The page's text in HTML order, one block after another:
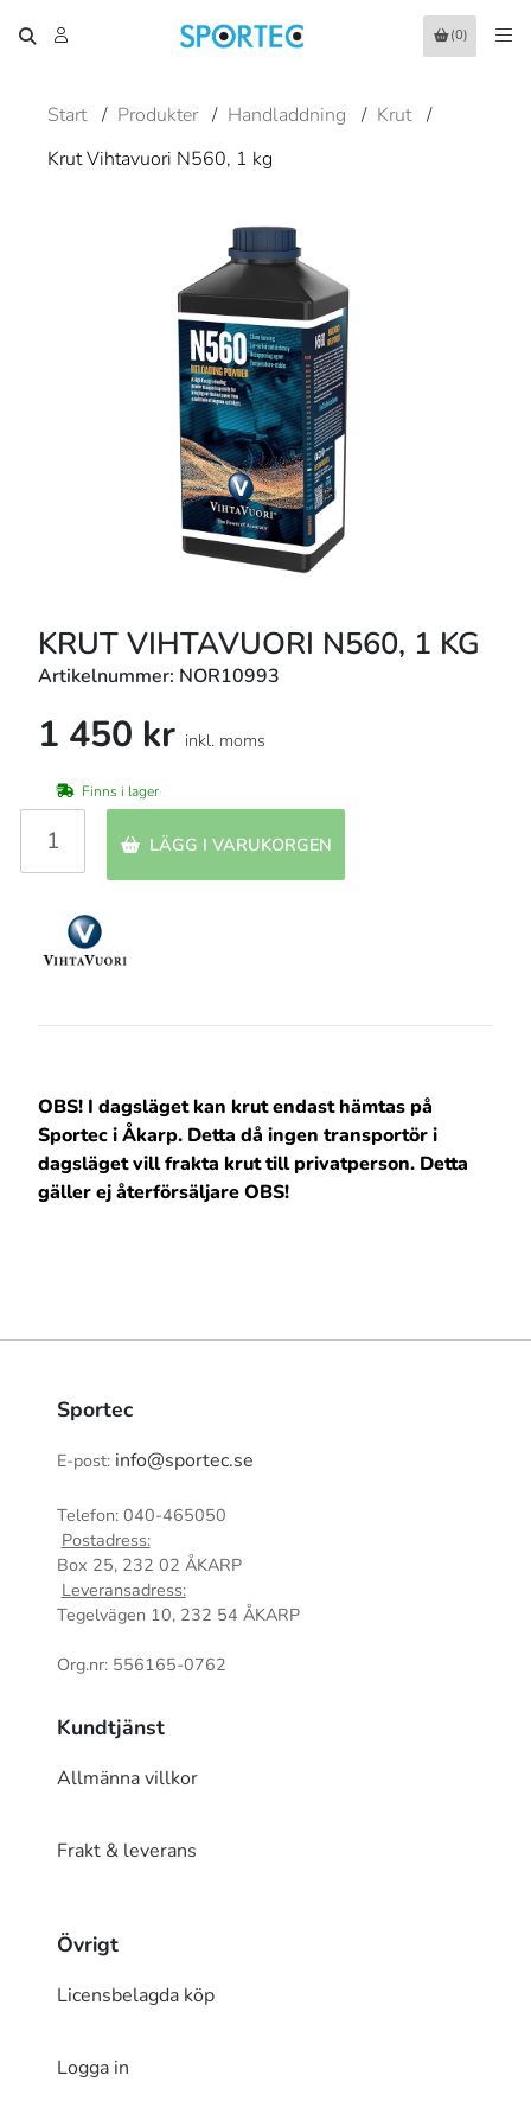
(0)
Start / Produkter / Handladdning / Krut /
Krut Vihtavuori N560, 1 kg
KRUT VIHTAVUORI N560, 1 KG
Artikelnummer: NOR10993
1 450 kr inkl. moms
Finns i lager
LÄGG I VARUKORGEN
OBS! I dagsläget kan krut endast hämtas på
Sportec i Åkarp. Detta då ingen transportör i
dagsläget vill frakta krut till privatperson. Detta
gäller ej återförsäljare OBS!
Sportec
E-post: info@sportec.se
Telefon: 040-465050
Postadress:
Box 25, 232 02 ÅKARP
Leveransadress:
Tegelvägen 10, 232 54 ÅKARP
Org.nr: 556165-0762
Kundtjänst
Allmänna villkor
Frakt & leverans
Övrigt
Licensbelagda köp
Logga in